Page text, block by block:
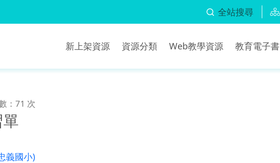
全站搜尋
新上架資源 資源分類 Web教學資源 教育電子書
：71 次
義國小)